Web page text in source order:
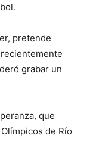
pretende
grabar un
que
de Río